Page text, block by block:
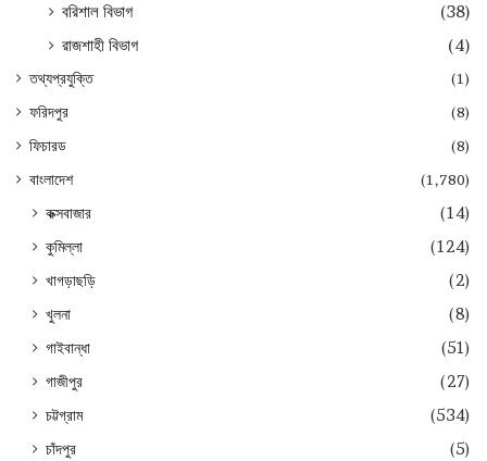
বরিশাল বিভাগ
(38)
রাজশাহী বিভাগ
(4)
তথ্যপ্রযুক্তি
(1)
ফরিদপুর
(8)
ফিচারড
(8)
বাংলাদেশ
(1,780)
কক্সবাজার
(14)
কুমিল্লা
(124)
খাগড়াছড়ি
(2)
খুলনা
(8)
গাইবান্ধা
(51)
গাজীপুর
(27)
চট্টগ্রাম
(534)
চাঁদপুর
(5)